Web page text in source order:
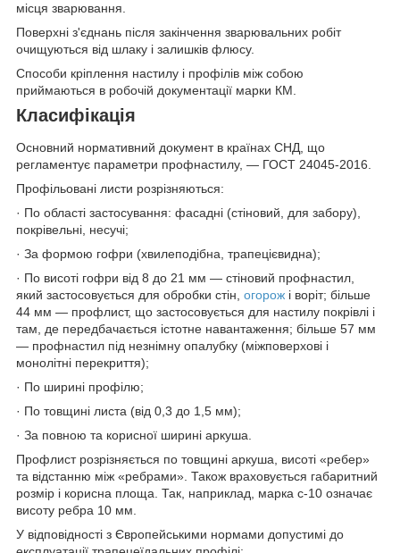
місця зварювання.
Поверхні з'єднань після закінчення зварювальних робіт
очищуються від шлаку і залишків флюсу.
Способи кріплення настилу і профілів між собою
приймаються в робочій документації марки КМ.
Класифікація
Основний нормативний документ в країнах СНД, що
регламентує параметри профнастилу, — ГОСТ 24045-2016.
Профільовані листи розрізняються:
· По області застосування: фасадні (стіновий, для забору),
покрівельні, несучі;
· За формою гофри (хвилеподібна, трапецієвидна);
· По висоті гофри від 8 до 21 мм — стіновий профнастил,
який застосовується для обробки стін, огорож і воріт; більше
44 мм — профлист, що застосовується для настилу покрівлі і
там, де передбачається істотне навантаження; більше 57 мм
— профнастил під незнімну опалубку (міжповерхові і
монолітні перекриття);
· По ширині профілю;
· По товщині листа (від 0,3 до 1,5 мм);
· За повною та корисної ширині аркуша.
Профлист розрізняється по товщині аркуша, висоті «ребер»
та відстанню між «ребрами». Також враховується габаритний
розмір і корисна площа. Так, наприклад, марка с-10 означає
висоту ребра 10 мм.
У відповідності з Європейськими нормами допустимі до